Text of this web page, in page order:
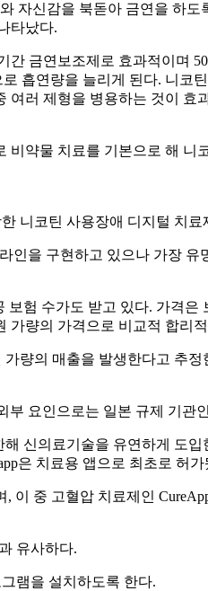
자신감을 북돋아 금연을 하
타났다.
금연보조제로 효과적이며
흡연량을 늘리게 된다. 니코
러 제형을 병용하는 것이 효
약물 치료를 기본으로 해 니
니코틴 사용장애 디지털 치료
을 구현하고 있으나 가장 유
험 수가도 받고 있다. 가격은
가량의 가격으로 비교적 합리
량의 매출을 발생한다고 추
요인으로는 일본 규제 기관
신의료기술을 유연하게 도
은 치료용 앱으로 최초로 허가
이 중 고혈압 치료제인
유사하다.
그램을 설치하도록 한다.